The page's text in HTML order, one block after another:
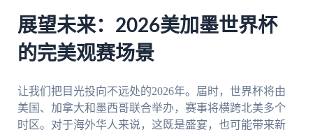
展望未来：2026美加墨世界杯
的完美观赛场景
让我们把目光投向不远处的2026年。届时，世界杯将由
美国、加拿大和墨西哥联合举办，赛事将横跨北美多个
时区。对于海外华人来说，这既是盛宴，也可能带来新